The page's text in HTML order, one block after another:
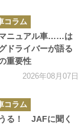
コラム
ニュアル車……は
ドライバーが語る
重要性
2026年08月07日
コラム
る！ JAFに聞く